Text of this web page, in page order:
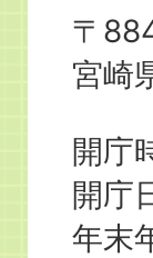
県
木
町
役
場
〒
宮崎
開庁
開庁
年末